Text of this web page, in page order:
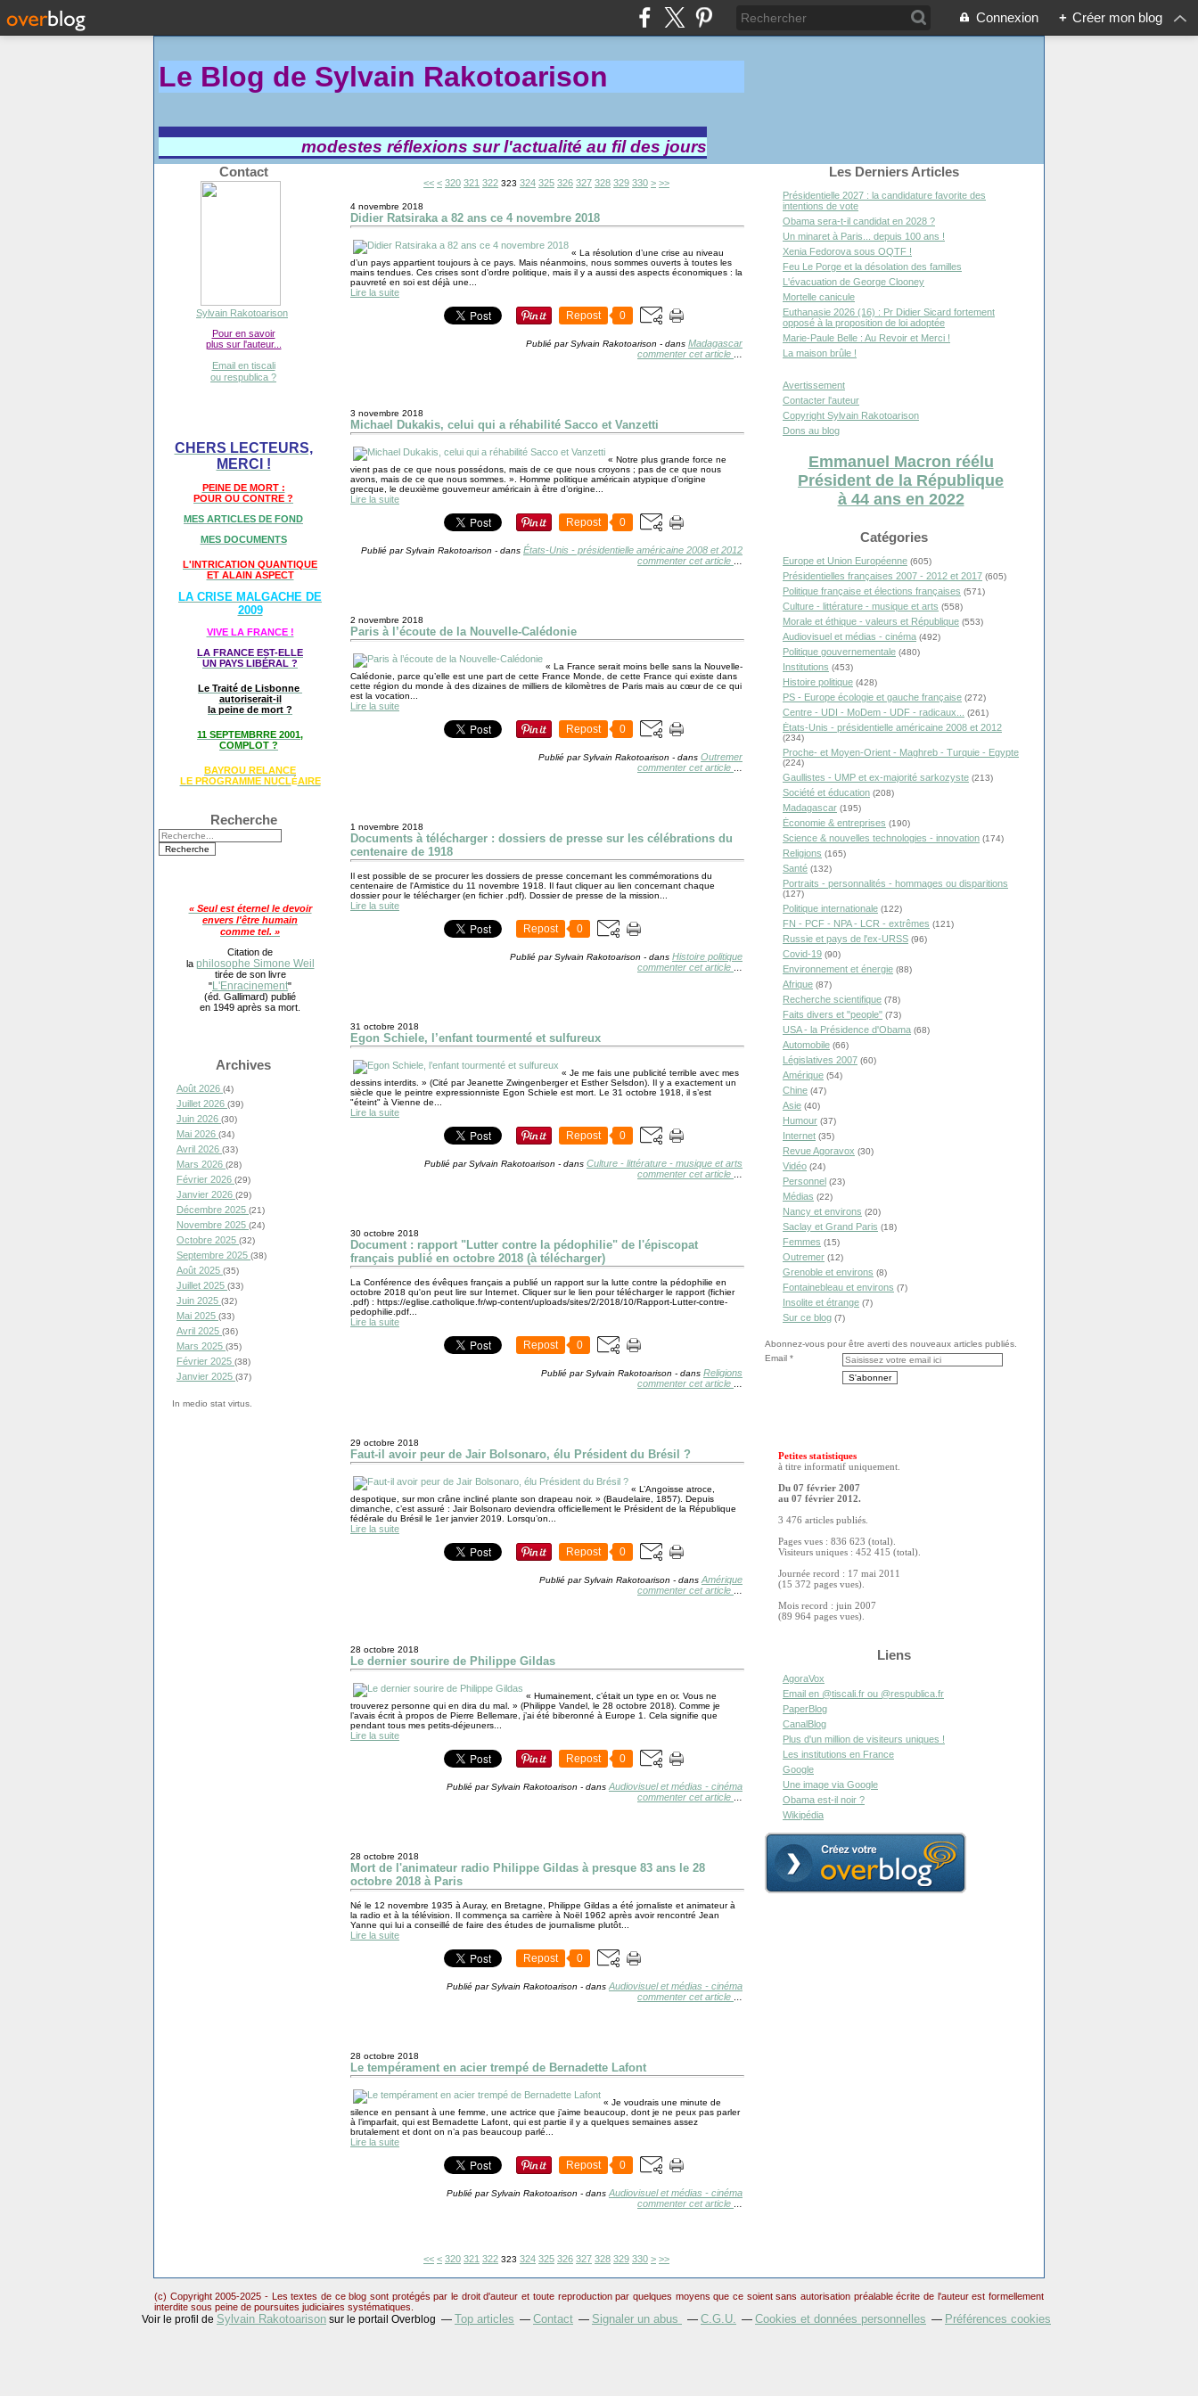
Connexion + Créer mon blog
Le Blog de Sylvain Rakotoarison
modestes réflexions sur l'actualité au fil des jours
Contact
Sylvain Rakotoarison
Pour en savoir
plus sur l'auteur...
Email en tiscali
ou respublica ?
CHERS LECTEURS,
MERCI !
PEINE DE MORT :
POUR OU CONTRE ?
MES ARTICLES DE FOND
MES DOCUMENTS
L'INTRICATION QUANTIQUE
ET ALAIN ASPECT
LA CRISE MALGACHE DE
2009
VIVE LA FRANCE !
LA FRANCE EST-ELLE
UN PAYS LIBÉRAL ?
Le Traité de Lisbonne
autoriserait-il
la peine de mort ?
11 SEPTEMBRRE 2001,
COMPLOT ?
BAYROU RELANCE
LE PROGRAMME NUCLÉAIRE
Recherche
« Seul est éternel le devoir
envers l'être humain
comme tel. »
Citation de
la philosophe Simone Weil
tirée de son livre
"L'Enracinement"
(éd. Gallimard) publié
en 1949 après sa mort.
Archives
Août 2026 (4)
Juillet 2026 (39)
Juin 2026 (30)
Mai 2026 (34)
Avril 2026 (33)
Mars 2026 (28)
Février 2026 (29)
Janvier 2026 (29)
Décembre 2025 (21)
Novembre 2025 (24)
Octobre 2025 (32)
Septembre 2025 (38)
Août 2025 (35)
Juillet 2025 (33)
Juin 2025 (32)
Mai 2025 (33)
Avril 2025 (36)
Mars 2025 (35)
Février 2025 (38)
Janvier 2025 (37)
In medio stat virtus.
<< < 300
310
320 321 322 323 324 325 326 327 328 329 330 340
350
360
370
380
390
400
500
600
700
800
> >>
4 novembre 2018
Didier Ratsiraka a 82 ans ce 4 novembre 2018
« La résolution d’une crise au niveau
d’un pays appartient toujours à ce pays. Mais néanmoins, nous sommes ouverts à toutes les
mains tendues. Ces crises sont d’ordre politique, mais il y a aussi des aspects économiques : la
pauvreté en soi est déjà une...
Lire la suite
Repost 0
Publié par Sylvain Rakotoarison - dans Madagascar
commenter cet article
3 novembre 2018
Michael Dukakis, celui qui a réhabilité Sacco et Vanzetti
« Notre plus grande force ne
vient pas de ce que nous possédons, mais de ce que nous croyons ; pas de ce que nous
avons, mais de ce que nous sommes. ». Homme politique américain atypique d’origine
grecque, le deuxième gouverneur américain à être d’origine...
Lire la suite
Repost 0
Publié par Sylvain Rakotoarison - dans États-Unis - présidentielle américaine 2008 et 2012
commenter cet article
2 novembre 2018
Paris à l’écoute de la Nouvelle-Calédonie
« La France serait moins belle sans la Nouvelle-
Calédonie, parce qu’elle est une part de cette France Monde, de cette France qui existe dans
cette région du monde à des dizaines de milliers de kilomètres de Paris mais au cœur de ce qui
est la vocation...
Lire la suite
Repost 0
Publié par Sylvain Rakotoarison - dans Outremer
commenter cet article
1 novembre 2018
Documents à télécharger : dossiers de presse sur les célébrations du
centenaire de 1918
Il est possible de se procurer les dossiers de presse concernant les commémorations du
centenaire de l'Armistice du 11 novembre 1918. Il faut cliquer au lien concernant chaque
dossier pour le télécharger (en fichier .pdf). Dossier de presse de la mission...
Lire la suite
Repost 0
Publié par Sylvain Rakotoarison - dans Histoire politique
commenter cet article
31 octobre 2018
Egon Schiele, l’enfant tourmenté et sulfureux
« Je me fais une publicité terrible avec mes
dessins interdits. » (Cité par Jeanette Zwingenberger et Esther Selsdon). Il y a exactement un
siècle que le peintre expressionniste Egon Schiele est mort. Le 31 octobre 1918, il s’est
"éteint" à Vienne de...
Lire la suite
Repost 0
Publié par Sylvain Rakotoarison - dans Culture - littérature - musique et arts
commenter cet article
30 octobre 2018
Document : rapport "Lutter contre la pédophilie" de l'épiscopat
français publié en octobre 2018 (à télécharger)
La Conférence des évêques français a publié un rapport sur la lutte contre la pédophilie en
octobre 2018 qu'on peut lire sur Internet. Cliquer sur le lien pour télécharger le rapport (fichier
.pdf) : https://eglise.catholique.fr/wp-content/uploads/sites/2/2018/10/Rapport-Lutter-contre-
pedophilie.pdf...
Lire la suite
Repost 0
Publié par Sylvain Rakotoarison - dans Religions
commenter cet article
29 octobre 2018
Faut-il avoir peur de Jair Bolsonaro, élu Président du Brésil ?
« L’Angoisse atroce,
despotique, sur mon crâne incliné plante son drapeau noir. » (Baudelaire, 1857). Depuis
dimanche, c’est assuré : Jair Bolsonaro deviendra officiellement le Président de la République
fédérale du Brésil le 1er janvier 2019. Lorsqu’on...
Lire la suite
Repost 0
Publié par Sylvain Rakotoarison - dans Amérique
commenter cet article
28 octobre 2018
Le dernier sourire de Philippe Gildas
« Humainement, c’était un type en or. Vous ne
trouverez personne qui en dira du mal. » (Philippe Vandel, le 28 octobre 2018). Comme je
l’avais écrit à propos de Pierre Bellemare, j’ai été biberonné à Europe 1. Cela signifie que
pendant tous mes petits-déjeuners...
Lire la suite
Repost 0
Publié par Sylvain Rakotoarison - dans Audiovisuel et médias - cinéma
commenter cet article
28 octobre 2018
Mort de l'animateur radio Philippe Gildas à presque 83 ans le 28
octobre 2018 à Paris
Né le 12 novembre 1935 à Auray, en Bretagne, Philippe Gildas a été jornaliste et animateur à
la radio et à la télévision. Il commença sa carrière à Noël 1962 après avoir rencontré Jean
Yanne qui lui a conseillé de faire des études de journalisme plutôt...
Lire la suite
Repost 0
Publié par Sylvain Rakotoarison - dans Audiovisuel et médias - cinéma
commenter cet article
28 octobre 2018
Le tempérament en acier trempé de Bernadette Lafont
« Je voudrais une minute de
silence en pensant à une femme, une actrice que j’aime beaucoup, dont je ne peux pas parler
à l’imparfait, qui est Bernadette Lafont, qui est partie il y a quelques semaines assez
brutalement et dont on n’a pas beaucoup parlé...
Lire la suite
Repost 0
Publié par Sylvain Rakotoarison - dans Audiovisuel et médias - cinéma
commenter cet article
<< < 300
310
320 321 322 323 324 325 326 327 328 329 330 340
350
360
370
380
390
400
500
600
700
800
> >>
Les Derniers Articles
Présidentielle 2027 : la candidature favorite des
intentions de vote
Obama sera-t-il candidat en 2028 ?
Un minaret à Paris... depuis 100 ans !
Xenia Fedorova sous OQTF !
Feu Le Porge et la désolation des familles
L'évacuation de George Clooney
Mortelle canicule
Euthanasie 2026 (16) : Pr Didier Sicard fortement
opposé à la proposition de loi adoptée
Marie-Paule Belle : Au Revoir et Merci !
La maison brûle !
Avertissement
Contacter l'auteur
Copyright Sylvain Rakotoarison
Dons au blog
Emmanuel Macron réélu
Président de la République
à 44 ans en 2022
Catégories
Europe et Union Européenne (605)
Présidentielles françaises 2007 - 2012 et 2017 (605)
Politique française et élections françaises (571)
Culture - littérature - musique et arts (558)
Morale et éthique - valeurs et République (553)
Audiovisuel et médias - cinéma (492)
Politique gouvernementale (480)
Institutions (453)
Histoire politique (428)
PS - Europe écologie et gauche française (272)
Centre - UDI - MoDem - UDF - radicaux... (261)
États-Unis - présidentielle américaine 2008 et 2012
(234)
Proche- et Moyen-Orient - Maghreb - Turquie - Egypte
(224)
Gaullistes - UMP et ex-majorité sarkozyste (213)
Société et éducation (208)
Madagascar (195)
Économie & entreprises (190)
Science & nouvelles technologies - innovation (174)
Religions (165)
Santé (132)
Portraits - personnalités - hommages ou disparitions
(127)
Politique internationale (122)
FN - PCF - NPA - LCR - extrêmes (121)
Russie et pays de l'ex-URSS (96)
Covid-19 (90)
Environnement et énergie (88)
Afrique (87)
Recherche scientifique (78)
Faits divers et "people" (73)
USA - la Présidence d'Obama (68)
Automobile (66)
Législatives 2007 (60)
Amérique (54)
Chine (47)
Asie (40)
Humour (37)
Internet (35)
Revue Agoravox (30)
Vidéo (24)
Personnel (23)
Médias (22)
Nancy et environs (20)
Saclay et Grand Paris (18)
Femmes (15)
Outremer (12)
Grenoble et environs (8)
Fontainebleau et environs (7)
Insolite et étrange (7)
Sur ce blog (7)
Abonnez-vous pour être averti des nouveaux articles publiés.
Email
Petites statistiques
à titre informatif uniquement.
Du 07 février 2007
au 07 février 2012.
3 476 articles publiés.
Pages vues : 836 623 (total).
Visiteurs uniques : 452 415 (total).
Journée record : 17 mai 2011
(15 372 pages vues).
Mois record : juin 2007
(89 964 pages vues).
Liens
AgoraVox
Email en @tiscali.fr ou @respublica.fr
PaperBlog
CanalBlog
Plus d'un million de visiteurs uniques !
Les institutions en France
Google
Une image via Google
Obama est-il noir ?
Wikipédia
(c) Copyright 2005-2025 - Les textes de ce blog sont protégés par le droit d'auteur et toute reproduction par quelques moyens que ce soient sans autorisation préalable écrite de l'auteur est formellement
interdite sous peine de poursuites judiciaires systématiques.
Voir le profil de Sylvain Rakotoarison sur le portail Overblog Top articles Contact Signaler un abus C.G.U. Cookies et données personnelles Préférences cookies